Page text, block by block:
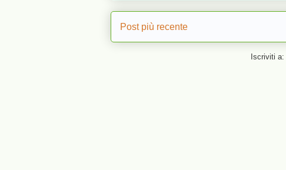
Post più recente
Iscriviti a: